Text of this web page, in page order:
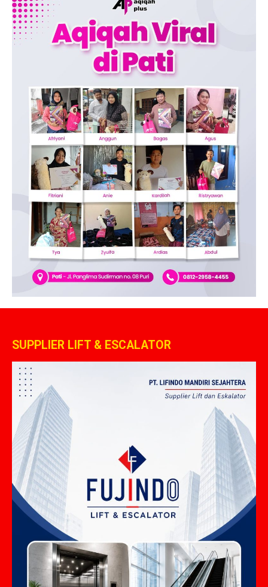
SUPPLIER LIFT & ESCALATOR